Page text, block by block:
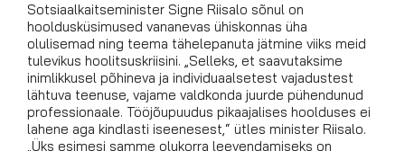
Sotsiaalkaitseminister Signe Riisalo sõnul on
hooldusküsimused vananevas ühiskonnas üha
olulisemad ning teema tähelepanuta jätmine viiks meid
tulevikus hoolitsuskriisini. „Selleks, et saavutaksime
inimlikkusel põhineva ja individuaalsetest vajadustest
lähtuva teenuse, vajame valdkonda juurde pühendunud
professionaale. Tööjõupuudus pikaajalises hoolduses ei
lahene aga kindlasti iseenesest,“ ütles minister Riisalo.
„Üks esimesi samme olukorra leevendamiseks on